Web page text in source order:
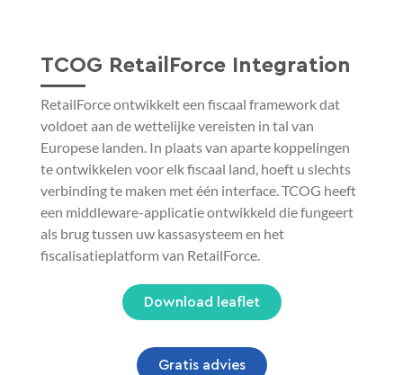
TCOG RetailForce Integration
RetailForce ontwikkelt een fiscaal framework dat
voldoet aan de wettelijke vereisten in tal van
Europese landen. In plaats van aparte koppelingen
te ontwikkelen voor elk fiscaal land, hoeft u slechts
verbinding te maken met één interface. TCOG heeft
een middleware-applicatie ontwikkeld die fungeert
als brug tussen uw kassasysteem en het
fiscalisatieplatform van RetailForce.
Download leaflet
Gratis advies